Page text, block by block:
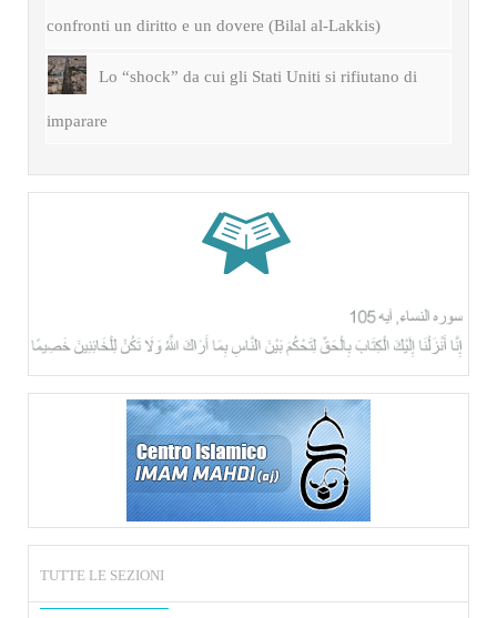
confronti un diritto e un dovere (Bilal al-Lakkis)
Lo “shock” da cui gli Stati Uniti si rifiutano di
imparare
TUTTE LE SEZIONI